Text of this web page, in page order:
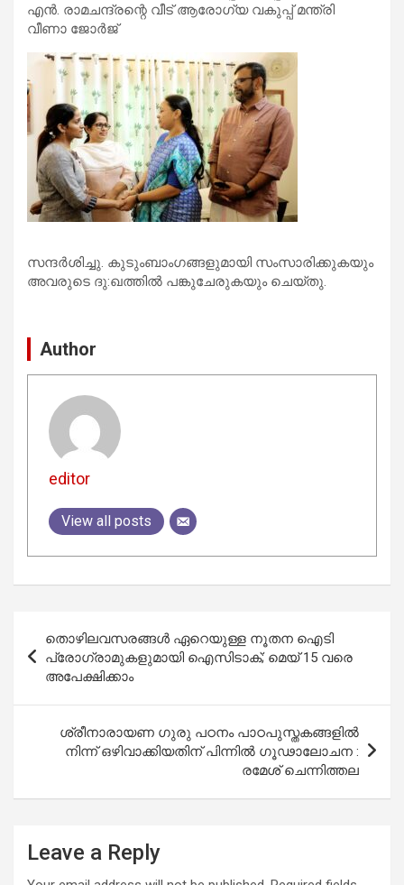
എന്‍. രാമചന്ദ്രന്റെ വീട് ആരോഗ്യ വകുപ്പ് മന്ത്രി
വീണാ ജോര്‍ജ്
സന്ദര്‍ശിച്ചു. കുടുംബാംഗങ്ങളുമായി സംസാരിക്കുകയും
അവരുടെ ദു:ഖത്തില്‍ പങ്കുചേരുകയും ചെയ്തു.
Author
editor
View all posts
navigation
തൊഴിലവസരങ്ങൾ ഏറെയുള്ള നൂതന ഐടി
പ്രോഗ്രാമുകളുമായി ഐസിടാക്; മെയ് 15 വരെ
അപേക്ഷിക്കാം
ശ്രീനാരായണ ഗുരു പഠനം പാഠപുസ്തകങ്ങളിൽ
നിന്ന് ഒഴിവാക്കിയതിന് പിന്നിൽ ഗൂഢാലോചന :
രമേശ് ചെന്നിത്തല
Leave a Reply